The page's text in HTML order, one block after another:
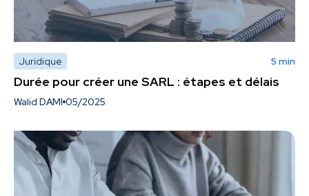
Juridique 5 min
Durée pour créer une SARL : étapes et délais
Walid DAMI 05/2025